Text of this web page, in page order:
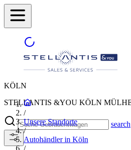
KÖLN
STELLANTIS &YOU KÖLN
search
/
Unsere Standorte
/
Autohändler in Köln
/